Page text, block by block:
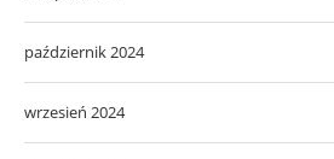
październik 2024
wrzesień 2024